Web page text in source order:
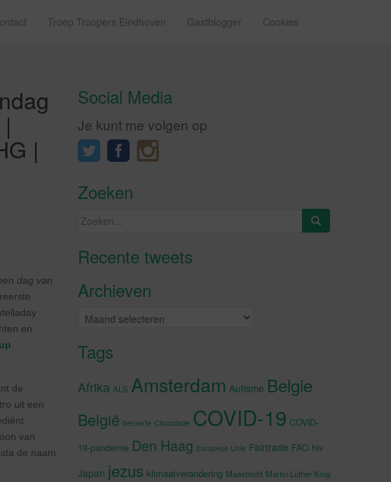
Troep Troopers Eindhoven Gastblogger Cookies
|
dag van
en
de
uit een
van
de naam
Social Media
Je kunt me volgen op
Zoeken
Zoeken
Recente tweetsKlik om marketing cookies te
Archieven
Archieven
Tags
Afrika ALS Amsterdam Autisme Belgie
België beroerte Chocolade COVID-19 COVID-
19-pandemie Den Haag Europese Unie Fairtrade FAO hiv
Japan jezus klimaatverandering Maastricht Martin Luther King